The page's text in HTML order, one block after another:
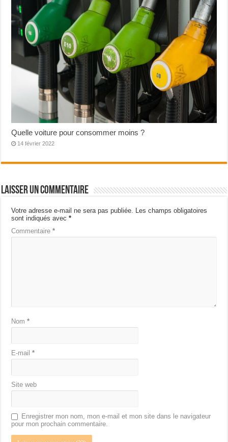
Quelle voiture pour consommer moins ?
14 février 2022
Laisser un commentaire
Votre adresse e-mail ne sera pas publiée. Les champs obligatoires
sont indiqués avec*
Commentaire*
Nom*
E-mail*
Site web
Enregistrer mon nom, mon e-mail et mon site dans le navigateur
pour mon prochain commentaire.